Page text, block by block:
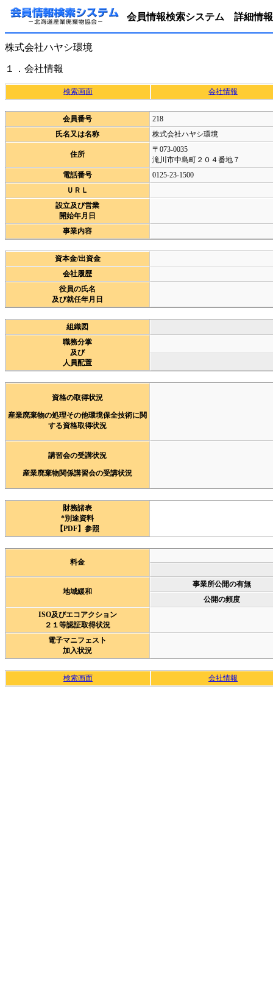
会員情報検索システム 詳細情報
株式会社ハヤシ環境
１．会社情報
検索画面 会社情報
会員番号
218
氏名又は名称
株式会社ハヤシ環境
住所
〒073-0035
滝川市中島町２０４番地７
電話番号
0125-23-1500
ＵＲＬ
設立及び営業
開始年月日
事業内容
資本金/出資金
会社履歴
役員の氏名
及び就任年月日
組織図
職務分掌
及び
人員配置
資格の取得状況
産業廃棄物の処理その他環境保全技術に関
する資格取得状況
講習会の受講状況
産業廃棄物関係講習会の受講状況
財務諸表
*別途資料
【PDF】参照
料金
地域緩和
事業所公開の有無
公開の頻度
ISO及びエコアクション
２１等認証取得状況
電子マニフェスト
加入状況
検索画面 会社情報